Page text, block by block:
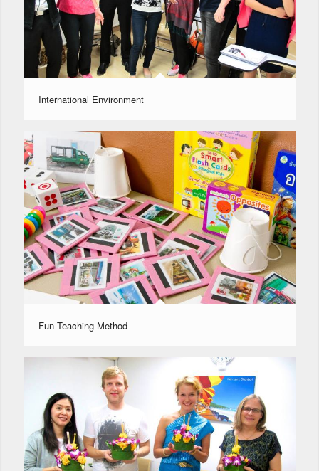
International Environment
Fun Teaching Method